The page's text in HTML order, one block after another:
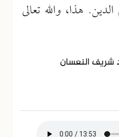
هذا، والله تعالى
شريف النعسان